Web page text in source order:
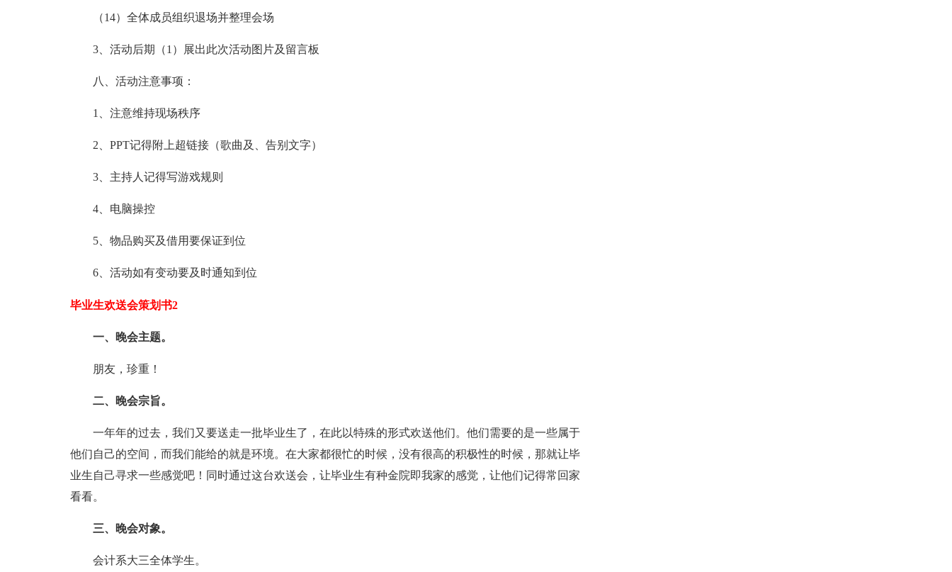
（14）全体成员组织退场并整理会场
3、活动后期（1）展出此次活动图片及留言板
八、活动注意事项：
1、注意维持现场秩序
2、PPT记得附上超链接（歌曲及、告别文字）
3、主持人记得写游戏规则
4、电脑操控
5、物品购买及借用要保证到位
6、活动如有变动要及时通知到位
毕业生欢送会策划书2
一、晚会主题。
朋友，珍重！
二、晚会宗旨。
一年年的过去，我们又要送走一批毕业生了，在此以特殊的形式欢送他们。他们需要的是一些属于
他们自己的空间，而我们能给的就是环境。在大家都很忙的时候，没有很高的积极性的时候，那就让毕
业生自己寻求一些感觉吧！同时通过这台欢送会，让毕业生有种金院即我家的感觉，让他们记得常回家
看看。
三、晚会对象。
会计系大三全体学生。